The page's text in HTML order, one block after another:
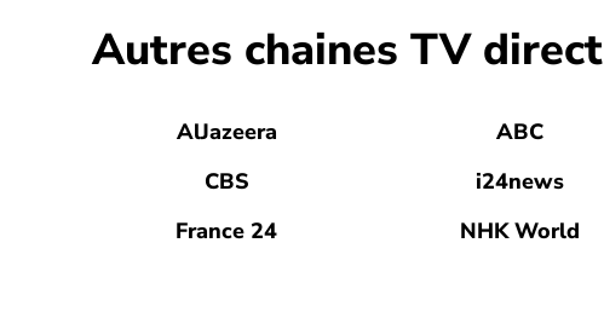
Autres chaines TV direct
AlJazeera ABC
CBS
i24news
France 24
NHK World